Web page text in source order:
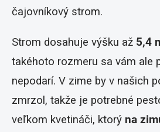
čajovníkový strom.
Strom dosahuje výšku až 5,4
takéhoto rozmeru sa vám ale
nepodarí. V zime by v našich
zmrzol, takže je potrebné
veľkom kvetináči, ktorý na